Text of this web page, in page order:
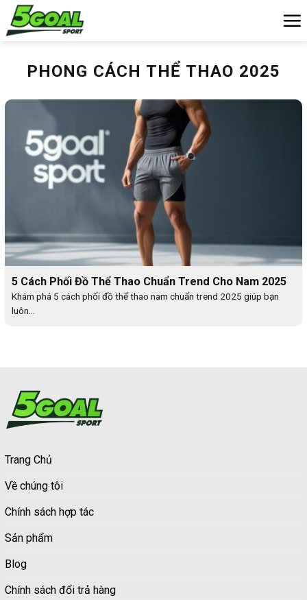
Chuyển
đến
PHONG CÁCH THỂ THAO 2025
5 Cách Phối Đồ Thể Thao Chuẩn Trend Cho Nam 2025
Khám phá 5 cách phối đồ thể thao nam chuẩn trend 2025 giúp bạn
luôn...
Trang Chủ
Về chúng tôi
Chính sách hợp tác
Sản phẩm
Blog
Chính sách đổi trả hàng